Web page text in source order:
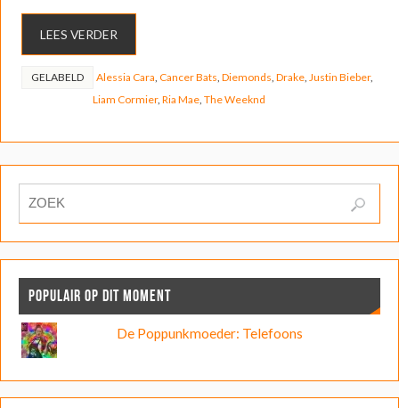
LEES VERDER
GELABELD Alessia Cara Cancer Bats Diemonds Drake, Justin Bieber,
Liam Cormier, Ria Mae, The Weeknd
POPULAIR OP DIT MOMENT
De Poppunkmoeder: Telefoons